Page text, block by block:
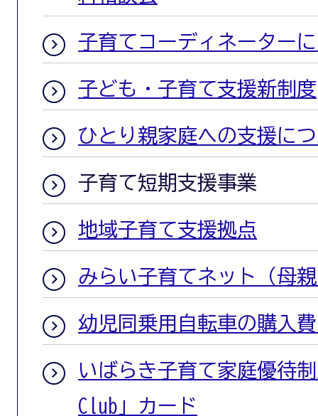
子育てコーディネーター
子ども・子育て支援新制度
ひとり親家庭への支援に
子育て短期支援事業
地域子育て支援拠点
みらい子育てネット（母
幼児同乗用自転車の購入
いばらき子育て家庭優待
Club」カード